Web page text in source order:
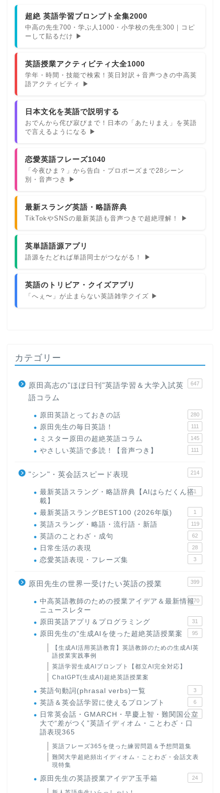
超絶 英語学習プロンプト全集2000
中高の先生700・学ぶ人1000・小学校の先生300｜コピ
ーして貼るだけ ▶
英語授業アクティビティ大全1000
学年・時間・技能で検索！英日対訳＋音声つきの中高英
語アクティビティ ▶
日本文化を英語で説明する
おでんから侘び寂びまで！日本の「あたりまえ」を英語
で言えるようになる ▶
恋愛英語フレーズ1040
「今夜ひま？」から告白・プロポーズまで28シーン
別・音声つき ▶
最新スラング英語・略語辞典
TikTokやSNSの最新英語も音声つきで超絶理解！ ▶
英単語語源アプリ
語源をたどれば単語同士がつながる！ ▶
英語のトリビア・クイズアプリ
「へぇ〜」が止まらない英語雑学クイズ ▶
カテゴリー
原田高志の"ほぼ日刊"英語学習＆大学入試英
語コラム
647
原田英語とっておきの話 280
原田先生の毎日英語！ 111
ミスター原田の超絶英語コラム 145
やさしい英語で多読！【音声つき】 111
"シン"・英会話スピード表現 214
最新英語スラング・略語辞典【AIはらだくん搭
載】
1
最新英語スラングBEST100 (2026年版) 1
英語スラング・略語・流行語・新語 119
英語のことわざ・成句 62
日常生活の表現 28
恋愛英語表現・フレーズ集 3
原田先生の世界一受けたい英語の授業 399
中高英語教師のための授業アイデア＆最新情報
ニュースレター
170
原田英語アプリ＆プログラミング 31
原田先生の"生成AIを使った超絶英語授業案 95
【生成AI活用英語教育】英語教師のための生成AI英
語授業実践事例
英語学習生成AIプロンプト【都立AI完全対応】
ChatGPT(生成AI)超絶英語授業案
英語句動詞(phrasal verbs)一覧 3
英語＆英会話学習に使えるプロンプト 6
日常英会話・GMARCH・早慶上智・難関国公立
大で“差がつく”英語イディオム・ことわざ・口
語表現365
22
英語フレーズ365を使った練習問題＆予想問題集
難関大学超絶頻出イディオム・ことわざ・会話文表
現特集
原田先生の英語授業アイデア玉手箱 24